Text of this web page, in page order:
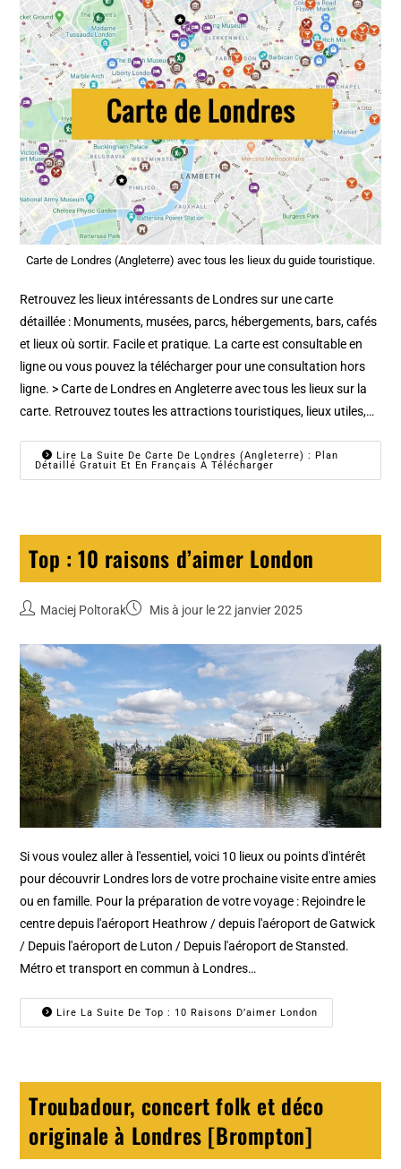
Carte de Londres (Angleterre) avec tous les lieux du guide touristique.
Retrouvez les lieux intéressants de Londres sur une carte
détaillée : Monuments, musées, parcs, hébergements, bars, cafés
et lieux où sortir. Facile et pratique. La carte est consultable en
ligne ou vous pouvez la télécharger pour une consultation hors
ligne. > Carte de Londres en Angleterre avec tous les lieux sur la
carte. Retrouvez toutes les attractions touristiques, lieux utiles,…
Lire La Suite De Carte De Londres (Angleterre) : Plan
Détaillé Gratuit Et En Français À Télécharger
Top : 10 raisons d’aimer London
Maciej Poltorak Mis à jour le 22 janvier 2025
Si vous voulez aller à l'essentiel, voici 10 lieux ou points d'intérêt
pour découvrir Londres lors de votre prochaine visite entre amies
ou en famille. Pour la préparation de votre voyage : Rejoindre le
centre depuis l'aéroport Heathrow / depuis l'aéroport de Gatwick
/ Depuis l'aéroport de Luton / Depuis l'aéroport de Stansted.
Métro et transport en commun à Londres…
Lire La Suite De Top : 10 Raisons D’aimer London
Troubadour, concert folk et déco
originale à Londres [Brompton]